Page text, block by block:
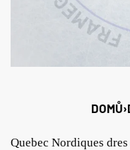
DOMŮ›
Quebec Nordiques